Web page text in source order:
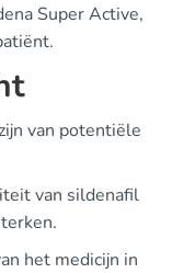
Super Active,
van potentiële
van sildenafil
het medicijn in